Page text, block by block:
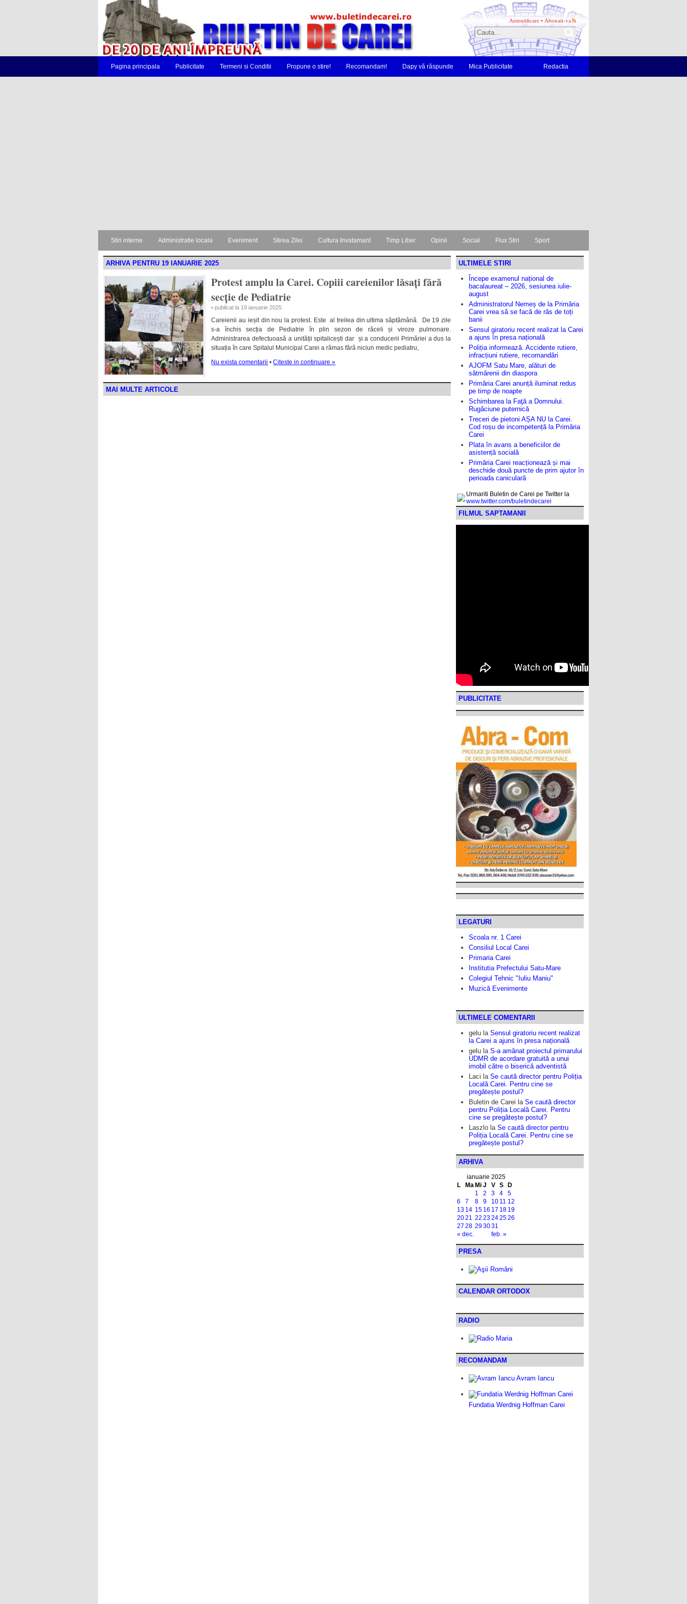
Autentificare • Abonati-va
Pagina principala Publicitate Termeni si Conditii Propune o stire! Recomandam! Dapy vă răspunde Mica Publicitate Redactia
Stiri interne Administratie locala Eveniment Stirea Zilei Cultura Invatamant Timp Liber Opinii Social Flux Stiri Sport
ARHIVA PENTRU 19 IANUARIE 2025
Protest amplu la Carei. Copiii careienilor lăsați fără
secție de Pediatrie
• publicat la 19 ianuarie 2025
Careienii au ieșit din nou la protest. Este al treilea din ultima săptămână. De 19 zile
s-a închis secția de Pediatrie în plin sezon de răceli și viroze pulmonare.
Administrarea defectuoasă a unității spitalicești dar și a conducerii Primăriei a dus la
situația în care Spitalul Municipal Carei a rămas fără niciun medic pediatru,
Nu exista comentarii •Citeste in continuare »
MAI MULTE ARTICOLE
ULTIMELE STIRI
Începe examenul național de
bacalaureat – 2026, sesiunea iulie-
august
Administratorul Nemeș de la Primăria
Carei vrea să se facă de râs de toți
banii
Sensul giratoriu recent realizat la Carei
a ajuns în presa națională
Poliția informează. Accidente rutiere,
infracțiuni rutiere, recomandări
AJOFM Satu Mare, alături de
sătmărenii din diaspora
Primăria Carei anunță iluminat redus
pe timp de noapte
Schimbarea la Faţă a Domnului.
Rugăciune puternică
Treceri de pietoni AȘA NU la Carei.
Cod roșu de incompetență la Primăria
Carei
Plata în avans a beneficiilor de
asistență socială
Primăria Carei reacționează și mai
deschide două puncte de prim ajutor în
perioada caniculară
Urmariti Buletin de Carei pe Twitter la
www.twitter.com/buletindecarei
FILMUL SAPTAMANII
PUBLICITATE
LEGATURI
Scoala nr. 1 Carei
Consiliul Local Carei
Primaria Carei
Institutia Prefectului Satu-Mare
Colegiul Tehnic "Iuliu Maniu"
Muzică Evenimente
ULTIMELE COMENTARII
gelu la Sensul giratoriu recent realizat
la Carei a ajuns în presa națională
gelu la S-a amânat proiectul primarului
UDMR de acordare gratuită a unui
imobil către o biserică adventistă
Laci la Se caută director pentru Poliția
Locală Carei. Pentru cine se
pregătește postul?
Buletin de Carei la Se caută director
pentru Poliția Locală Carei. Pentru
cine se pregătește postul?
Laszlo la Se caută director pentru
Poliția Locală Carei. Pentru cine se
pregătește postul?
ARHIVA
ianuarie 2025
L
Ma Mi J V S D
« dec. feb. »
1 2 3 4
5
6
7 8 9 10 11 12
13 14 15 16 17 18 19
2021 22 23242526
27 28 293031
PRESA
CALENDAR ORTODOX
RADIO
RECOMANDAM
Avram Iancu
Fundatia Werdnig Hoffman Carei